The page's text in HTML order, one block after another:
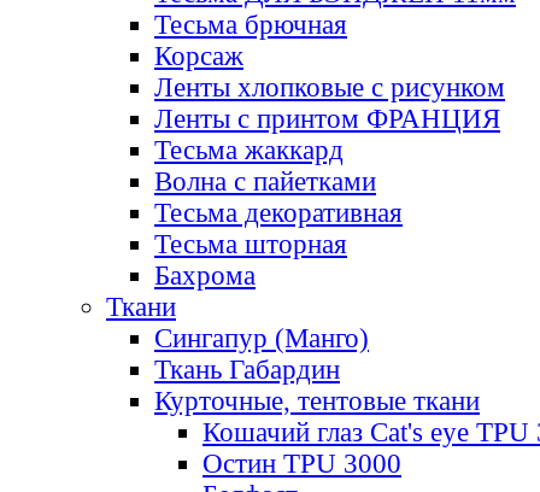
Тесьма брючная
Корсаж
Ленты хлопковые с рисунком
Ленты с принтом ФРАНЦИЯ
Тесьма жаккард
Волна с пайетками
Тесьма декоративная
Тесьма шторная
Бахрома
Ткани
Сингапур (Манго)
Ткань Габардин
Курточные, тентовые ткани
Кошачий глаз Cat's eye TPU
Остин TPU 3000